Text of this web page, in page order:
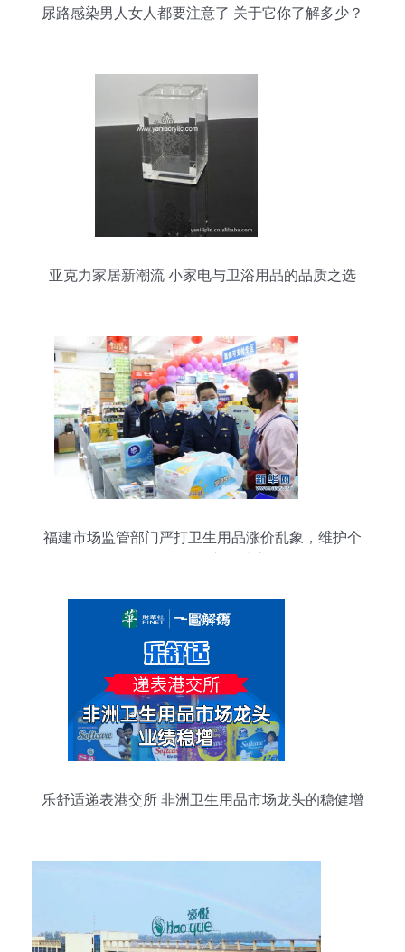
尿路感染男人女人都要注意了 关于它你了解多少？
亚克力家居新潮流 小家电与卫浴用品的品质之选
福建市场监管部门严打卫生用品涨价乱象，维护个
乐舒适递表港交所 非洲卫生用品市场龙头的稳健增